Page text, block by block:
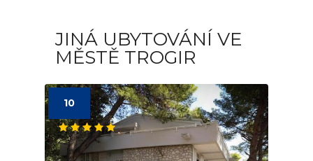
JINÁ UBYTOVÁNÍ VE
MĚSTĚ TROGIR
10